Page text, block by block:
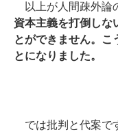
以上が人間疎外論
資本主義を打倒しな
とができません。こ
とになりました。
では批判と代案で